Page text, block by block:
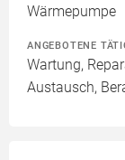
Wärmepumpe
ANGEBOTENE
Wartung,
Austausch,